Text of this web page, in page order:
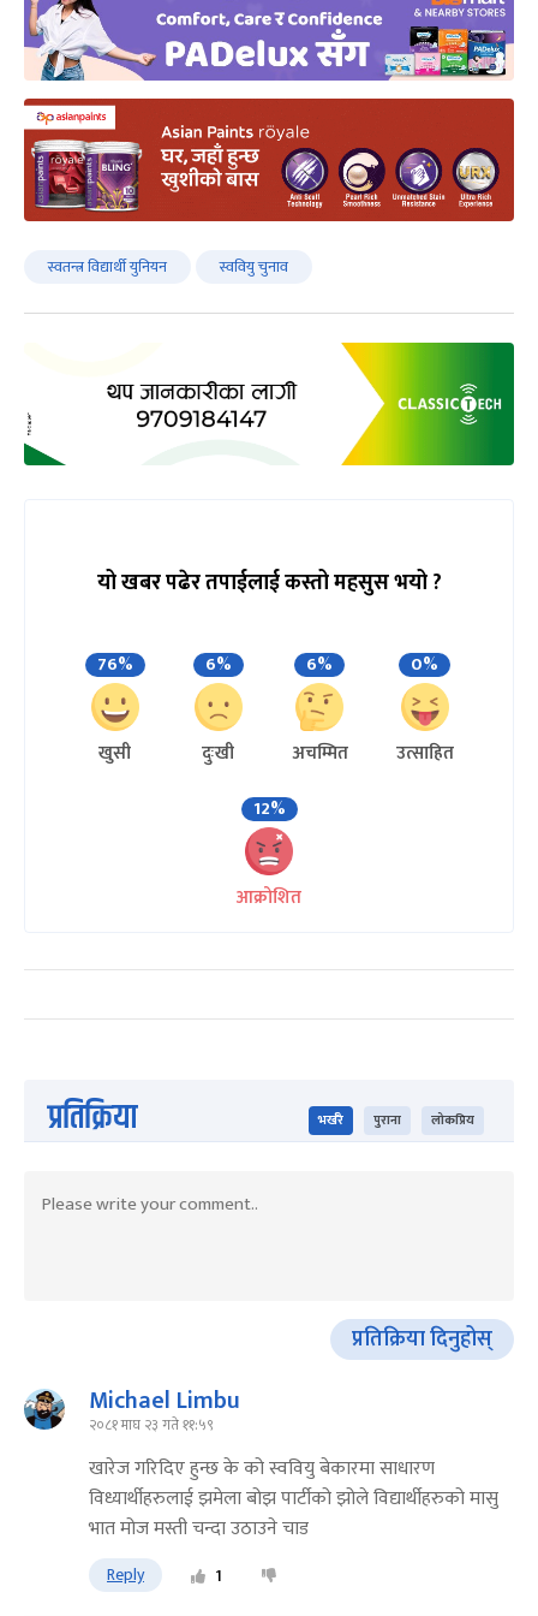
स्वतन्त्र विद्यार्थी युनियन स्ववियु चुनाव
यो खबर पढेर तपाईलाई कस्तो महसुस भयो ?
76%
खुसी
6%
दुःखी
6%
अचम्मित
0%
उत्साहित
12%
आक्रोशित
प्रतिक्रिया भर्खरै पुराना लोकप्रिय
प्रतिक्रिया दिनुहोस्
Michael Limbu
२०८१ माघ २३ गते ११:५९
खारेज गरिदिए हुन्छ के को स्ववियु बेकारमा साधारण
विध्यार्थीहरुलाई झमेला बोझ पार्टीको झोले विद्यार्थीहरुको मासु
भात मोज मस्ती चन्दा उठाउने चाड
Reply 1